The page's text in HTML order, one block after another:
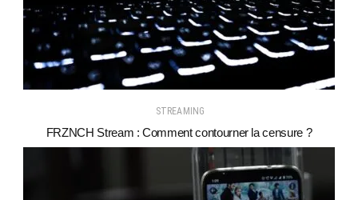
STREAMING
FRZNCH Stream : Comment contourner la censure ?